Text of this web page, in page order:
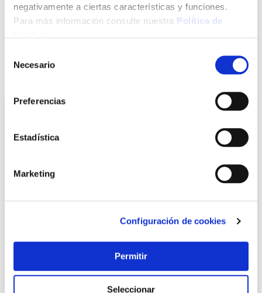
negativamente a ciertas características y funciones.
Para más información consulte nuestra Política de
Necesario
Preferencias
Estadística
Marketing
Configuración de cookies
Permitir
Seleccionar
+ INFO
Llave ajustable mod. 92 18 - 450 mm irega
Irega
92,60 €